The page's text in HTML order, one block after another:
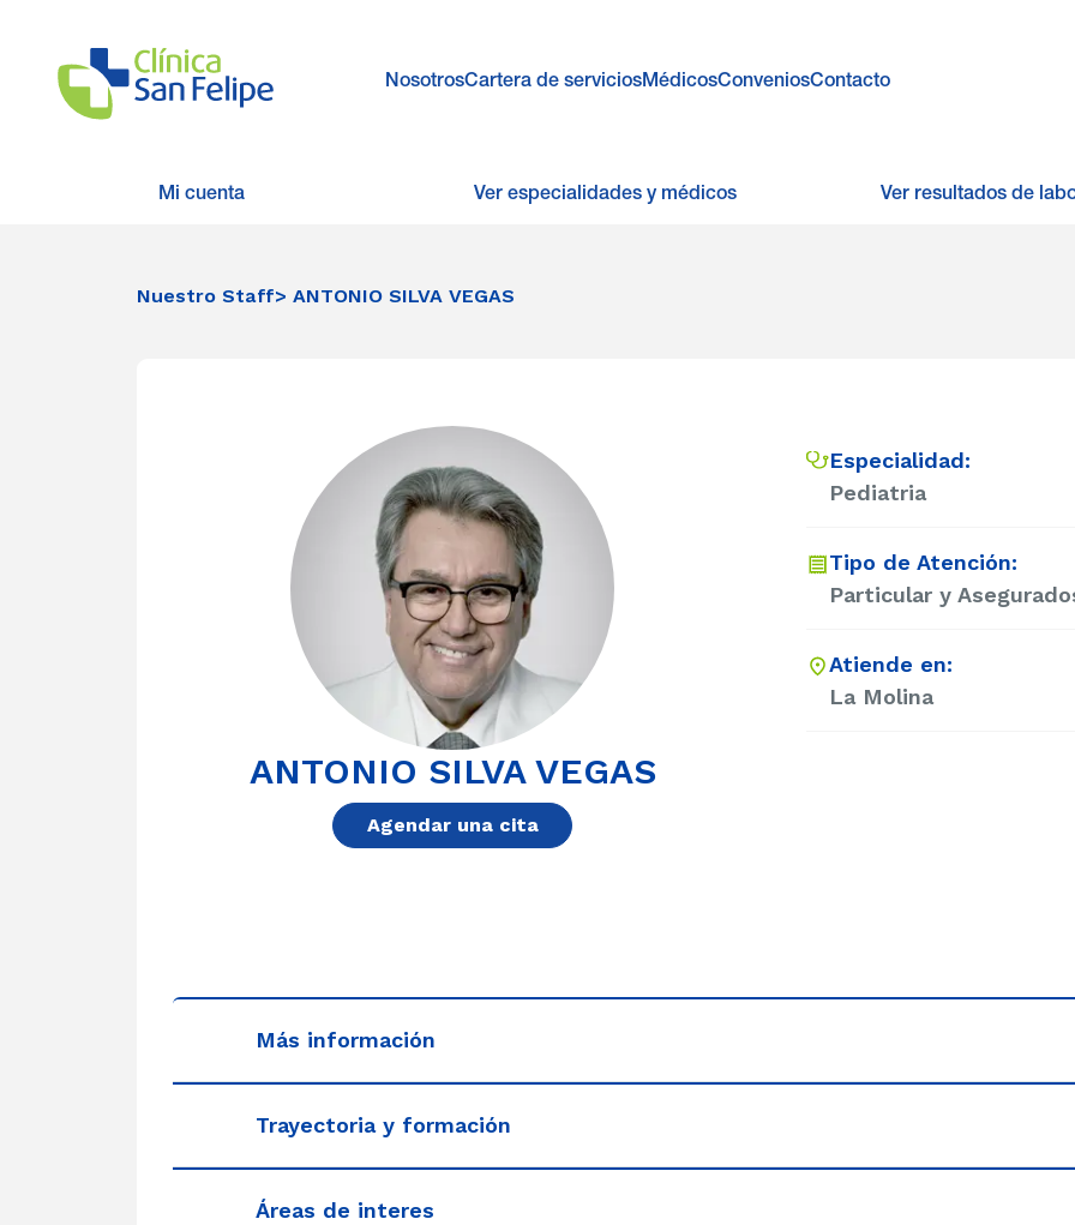
NosotrosCartera de serviciosMédicosConveniosContacto
Mi cuenta Ver especialidades y médicos Ver resultados de
Nuestro Staff> ANTONIO SILVA VEGAS
ANTONIO SILVA VEGAS
Agendar una cita
Especialidad:
Pediatria
Tipo de Atención:
Particular y
Atiende en:
La Molina
Más información
Trayectoria y formación
Áreas de interes